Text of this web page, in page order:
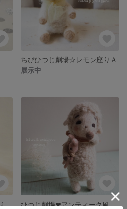
ちびひつじ劇場☆レモン座りＡ
展示中
ひつじ劇場❤︎アンティーク風だっこうさぎ